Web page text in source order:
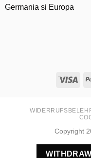
Germania si Europa
Copyright